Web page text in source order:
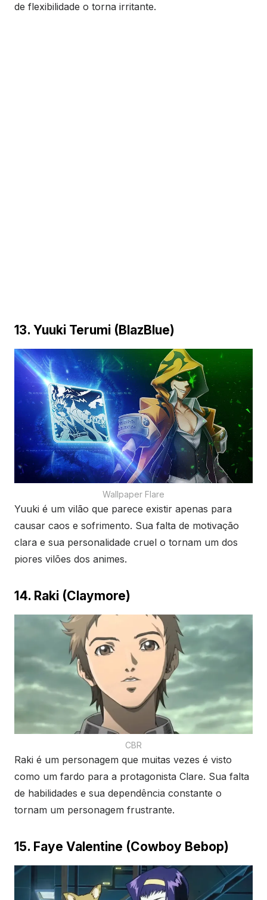
de flexibilidade o torna irritante.
13. Yuuki Terumi (BlazBlue)
Wallpaper Flare
Yuuki é um vilão que parece existir apenas para
causar caos e sofrimento. Sua falta de motivação
clara e sua personalidade cruel o tornam um dos
piores vilões dos animes.
14. Raki (Claymore)
CBR
Raki é um personagem que muitas vezes é visto
como um fardo para a protagonista Clare. Sua falta
de habilidades e sua dependência constante o
tornam um personagem frustrante.
15. Faye Valentine (Cowboy Bebop)